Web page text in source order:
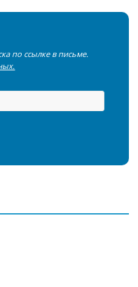
по ссылке в письме.